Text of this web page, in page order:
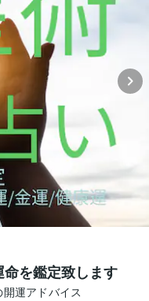
を鑑定致します
運アドバイス